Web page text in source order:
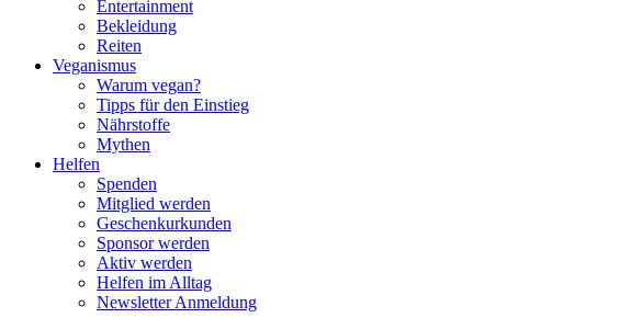
Entertainment
Bekleidung
Reiten
Veganismus
Warum vegan?
Tipps für den Einstieg
Nährstoffe
Mythen
Helfen
Spenden
Mitglied werden
Geschenkurkunden
Sponsor werden
Aktiv werden
Helfen im Alltag
Newsletter Anmeldung